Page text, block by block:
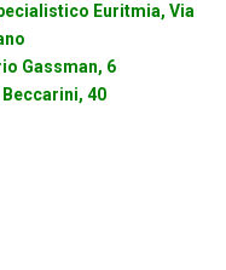
Euritmia, Via
Gassman, 6
40